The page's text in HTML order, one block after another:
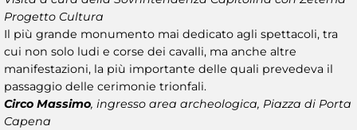
Progetto Cultura
Il più grande monumento mai dedicato agli spettacoli, tra
cui non solo ludi e corse dei cavalli, ma anche altre
manifestazioni, la più importante delle quali prevedeva il
passaggio delle cerimonie trionfali.
Circo Massimo, ingresso area archeologica, Piazza di Porta
Capena